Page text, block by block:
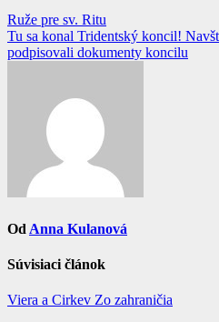
Navigácia
v
Ruže pre sv. Ritu
Tu sa konal Tridentský koncil!
podpisovali dokumenty koncilu
Od Anna Kulanová
Súvisiaci článok
Viera a Cirkev Zo zahraničia